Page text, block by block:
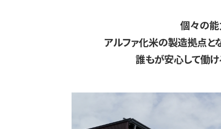
個々の能
アルファ化米の製造拠点と
誰もが安心して働